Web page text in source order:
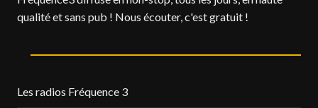
qualité et sans pub ! Nous écouter, c'est gratuit !
Les radios Fréquence 3